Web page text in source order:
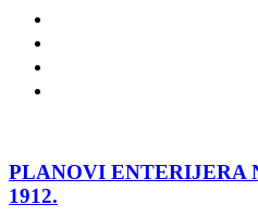
PLANOVI ENTERIJERA
1912.